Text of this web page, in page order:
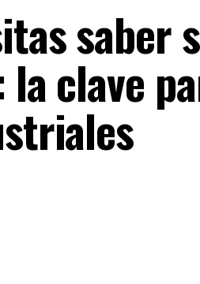
saber
clave